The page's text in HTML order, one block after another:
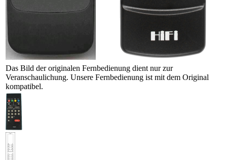
Das Bild der originalen Fernbedienung dient nur zur
Veranschaulichung. Unsere Fernbedienung ist mit dem Original
kompatibel.